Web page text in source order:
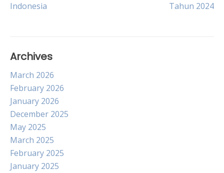
navigation
Indonesia
Tahun 2024
Archives
March 2026
February 2026
January 2026
December 2025
May 2025
March 2025
February 2025
January 2025